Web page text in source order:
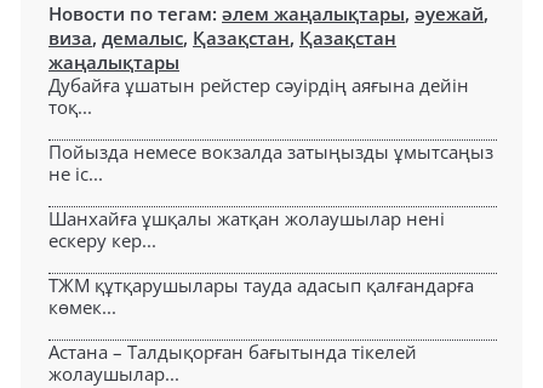
Новости по тегам: әлем жаңалықтары, әуежай,
виза, демалыс, Қазақстан, Қазақстан
жаңалықтары
Дубайға ұшатын рейстер сәуірдің аяғына дейін
тоқ...
Пойызда немесе вокзалда затыңызды ұмытсаңыз
не іс...
Шанхайға ұшқалы жатқан жолаушылар нені
ескеру кер...
ТЖМ құтқарушылары тауда адасып қалғандарға
көмек...
Астана – Талдықорған бағытында тікелей
жолаушылар...